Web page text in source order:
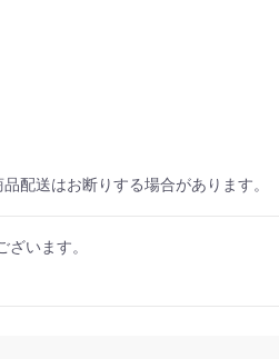
配送はお断りする場合があります。
います。